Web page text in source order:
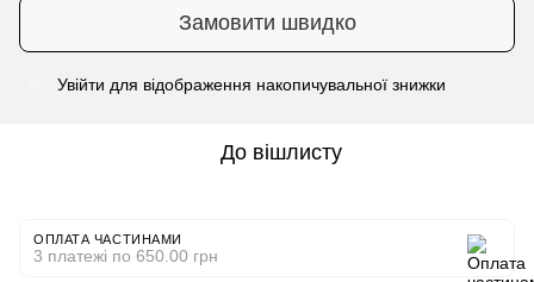
Замовити швидко
Увійти для відображення накопичувальної знижки
До вішлисту
ОПЛАТА ЧАСТИНАМИ
3 платежі по 650.00 грн